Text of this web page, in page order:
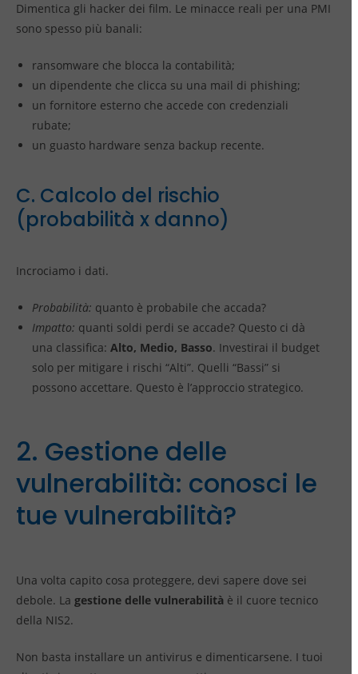
Dimentica gli hacker dei film. Le minacce reali per una PMI
sono spesso più banali:
ransomware che blocca la contabilità;
un dipendente che clicca su una mail di phishing;
un fornitore esterno che accede con credenziali
rubate;
un guasto hardware senza backup recente.
C. Calcolo del rischio
(probabilità x danno)
Incrociamo i dati.
Probabilità: quanto è probabile che accada?
Impatto: quanti soldi perdi se accade? Questo ci dà
una classifica: Alto, Medio, Basso. Investirai il budget
solo per mitigare i rischi “Alti”. Quelli “Bassi” si
possono accettare. Questo è l’approccio strategico.
2. Gestione delle
vulnerabilità: conosci le
tue vulnerabilità?
Una volta capito cosa proteggere, devi sapere dove sei
debole. La gestione delle vulnerabilità è il cuore tecnico
della NIS2.
Non basta installare un antivirus e dimenticarsene. I tuoi